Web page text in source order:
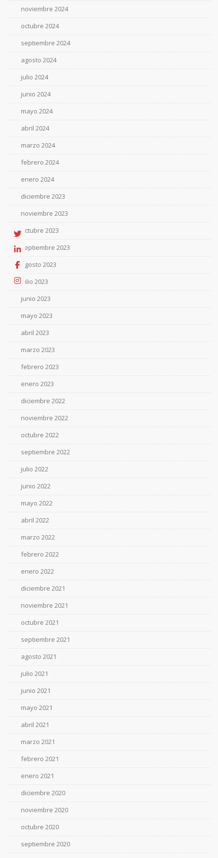
noviembre 2024
octubre 2024
septiembre 2024
agosto 2024
julio 2024
junio 2024
mayo 2024
abril 2024
marzo 2024
febrero 2024
enero 2024
diciembre 2023
noviembre 2023
octubre 2023
septiembre 2023
agosto 2023
julio 2023
junio 2023
mayo 2023
abril 2023
marzo 2023
febrero 2023
enero 2023
diciembre 2022
noviembre 2022
octubre 2022
septiembre 2022
julio 2022
junio 2022
mayo 2022
abril 2022
marzo 2022
febrero 2022
enero 2022
diciembre 2021
noviembre 2021
octubre 2021
septiembre 2021
agosto 2021
julio 2021
junio 2021
mayo 2021
abril 2021
marzo 2021
febrero 2021
enero 2021
diciembre 2020
noviembre 2020
octubre 2020
septiembre 2020